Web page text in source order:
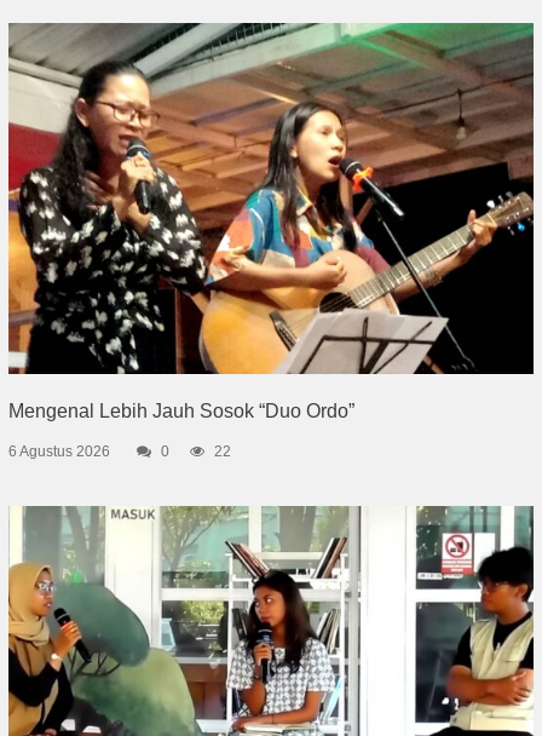
Mengenal Lebih Jauh Sosok “Duo Ordo”
6 Agustus 2026 0 22